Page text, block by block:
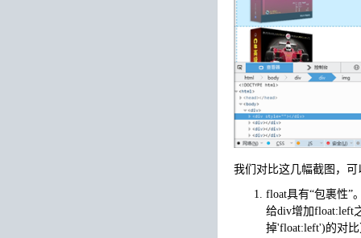
我们对比这几幅截图，
float具有“包裹性”
给div增加float:left
掉'float:left')的对